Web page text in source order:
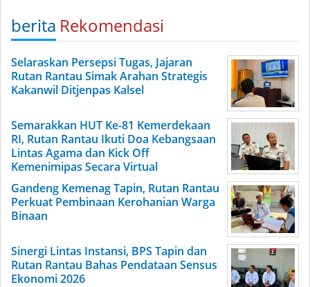
berita Rekomendasi
Selaraskan Persepsi Tugas, Jajaran
Rutan Rantau Simak Arahan Strategis
Kakanwil Ditjenpas Kalsel
Semarakkan HUT Ke-81 Kemerdekaan
RI, Rutan Rantau Ikuti Doa Kebangsaan
Lintas Agama dan Kick Off
Kemenimipas Secara Virtual
Gandeng Kemenag Tapin, Rutan Rantau
Perkuat Pembinaan Kerohanian Warga
Binaan
Sinergi Lintas Instansi, BPS Tapin dan
Rutan Rantau Bahas Pendataan Sensus
Ekonomi 2026